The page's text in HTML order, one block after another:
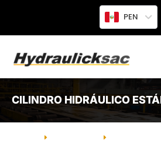
PEN
CILINDRO HIDRÁULICO
E E